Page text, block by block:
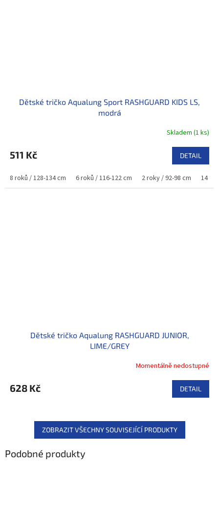
Dětské tričko Aqualung Sport RASHGUARD KIDS LS,
modrá
Skladem (1 ks)
511 Kč DETAIL
8 roků / 128-134 cm 6 roků / 116-122 cm 2 roky / 92-98 cm 14
Dětské tričko Aqualung RASHGUARD JUNIOR,
LIME/GREY
Momentálně nedostupné
628 Kč DETAIL
ZOBRAZIT VŠECHNY SOUVISEJÍCÍ PRODUKTY
Podobné produkty